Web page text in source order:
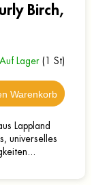
Birch,
Auf Lager (1 St)
Warenkorb
Lappland
universelles